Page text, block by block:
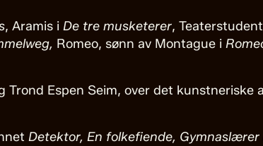
, Aramis i De tre musketerer,
Romeo, sønn av Montague i
Espen Seim, over det
Detektor, En folkefiende,